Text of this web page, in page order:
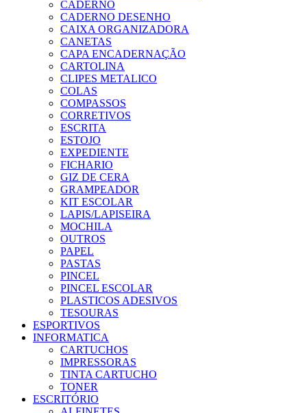
CADERNO
CADERNO DESENHO
CAIXA ORGANIZADORA
CANETAS
CAPA ENCADERNAÇÃO
CARTOLINA
CLIPES METALICO
COLAS
COMPASSOS
CORRETIVOS
ESCRITA
ESTOJO
EXPEDIENTE
FICHARIO
GIZ DE CERA
GRAMPEADOR
KIT ESCOLAR
LAPIS/LAPISEIRA
MOCHILA
OUTROS
PAPEL
PASTAS
PINCEL
PINCEL ESCOLAR
PLASTICOS ADESIVOS
TESOURAS
ESPORTIVOS
INFORMATICA
CARTUCHOS
IMPRESSORAS
TINTA CARTUCHO
TONER
ESCRITÓRIO